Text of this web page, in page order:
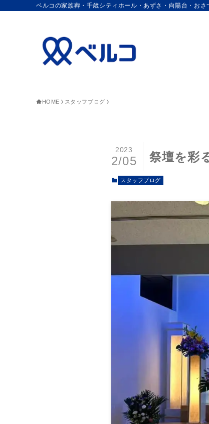
ベルコの家族葬・千歳シティホール・あずさ・向陽台・おさ
HOME スタッフブログ
祭壇を彩
2023
2/05
スタッフブログ